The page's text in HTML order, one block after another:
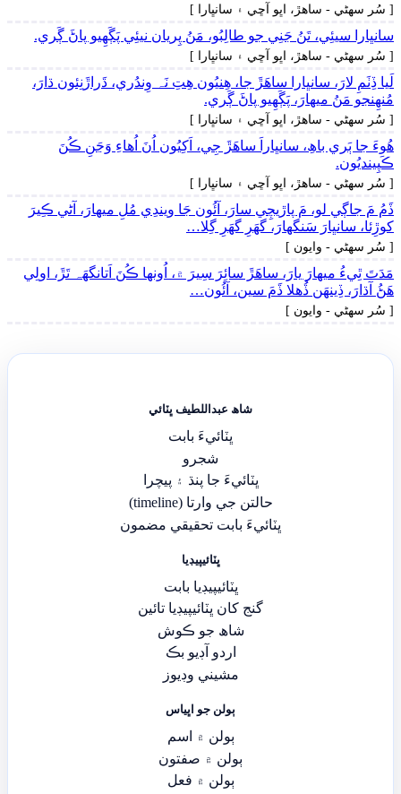
[ سُر سھڻي - ساھڙ، اڀو آڇي ۽ سانڀارا ]
سانڀارا سيئِي، تَنُ جَنِي جو طالِبُو، مَنُ پِريان نيئِي پَڳَهِيو پاڻَ ڳَري.
[ سُر سھڻي - ساھڙ، اڀو آڇي ۽ سانڀارا ]
لَيا ڏِٺَمِ لارَ، سانڀارا ساھَڙَ جا، ھِنيُون ھِتِ نَہ وِندُري، ڌَراڙَنِئون ڌارَ،
مُنھِنجو مَنُ ميھارَ، پَڳَهِيو پاڻَ ڳَري.
[ سُر سھڻي - ساھڙ، اڀو آڇي ۽ سانڀارا ]
ھُوءَ جا ٻَري باھِ، سانڀاراَ ساھَڙَ جِي، اَکِيُون اُنَ اُھاءِ وَڃَنِ ڪُنَ
ڪَپِينديُون.
[ سُر سھڻي - ساھڙ، اڀو آڇي ۽ سانڀارا ]
ڏَمُ مَ جاڳي لو، مَ پاڙيچِي سارَ، آئُون جَا ويندِي مُلِ ميھارَ، آڻي ڪِيرَ
کوڙِئا، سانڀارَ سَنگهارَ، گهَرِ گهَرِ گِلا…
[ سُر سھڻي - وايون ]
مَدَتَ ٿِيءُ ميھارَ يارَ، ساھَڙَ سائِرَ سِيرَ ۾، اُونها ڪُنَ اَتانگهَہ تَڙَ، اولِي
ھَڻُ آڌارَ، ڏِينھَن ڏُھلا ڏَمَ سين، آئُون…
[ سُر سھڻي - وايون ]
شاھ عبداللطيف ڀٽائي
ڀٽائيءَ بابت
شجرو
ڀٽائيءَ جا پنڌ ۽ پيچرا
حالتن جي وارتا (timeline)
ڀٽائيءَ بابت تحقيقي مضمون
ڀٽائيپيڊيا
ڀٽائيپيڊيا بابت
گنج کان ڀٽائيپيڊيا تائين
شاھ جو ڪوش
اردو آڊيو بڪ
مشيني وڊيوز
ٻولن جو اڀياس
ٻولن ۾ اسم
ٻولن ۾ صفتون
ٻولن ۾ فعل